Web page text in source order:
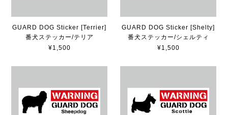
GUARD DOG Sticker [Terrier]
番犬ステッカー/テリア
¥1,500
GUARD DOG Sticker [Shelty]
番犬ステッカー/シェルティ
¥1,500